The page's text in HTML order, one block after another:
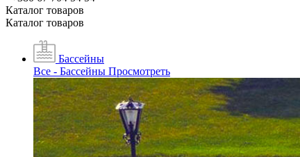
Каталог товаров
Каталог товаров
Бассейны
Все - Бассейны Просмотреть